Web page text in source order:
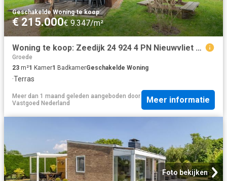
Geschakelde Woning·te koop
€ 215.000€ 9.347/m²
Woning te koop: Zeedijk 24 924 4 PN Nieuwvliet Vastgoed Nederland
Groede
23 m²1 Kamer1 BadkamerGeschakelde Woning
·Terras
Meer dan 1 maand geleden aangeboden door
Vastgoed Nederland
Meer informatie
Foto bekijken